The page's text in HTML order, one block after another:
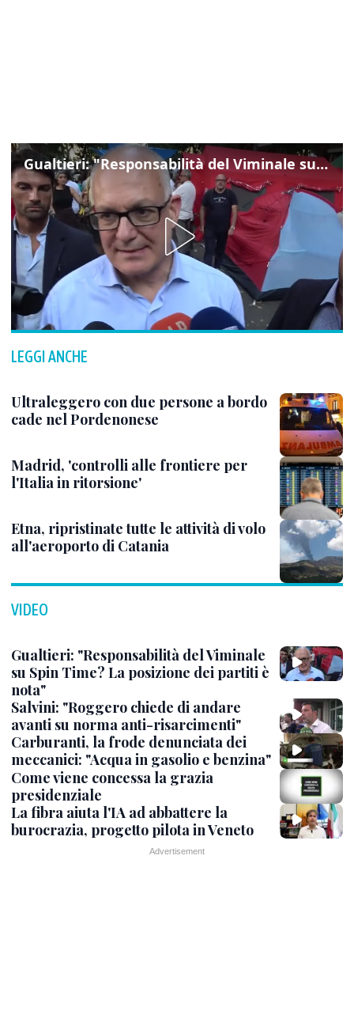
Gualtieri: "Responsabilità del Viminale su Spin Time? La posizione dei partiti è nota"
LEGGI ANCHE
Ultraleggero con due persone a bordo
cade nel Pordenonese
Madrid, 'controlli alle frontiere per
l'Italia in ritorsione'
Etna, ripristinate tutte le attività di volo
all'aeroporto di Catania
VIDEO
Gualtieri: "Responsabilità del Viminale
su Spin Time? La posizione dei partiti è
nota"
Salvini: "Roggero chiede di andare
avanti su norma anti-risarcimenti"
Carburanti, la frode denunciata dei
meccanici: "Acqua in gasolio e benzina"
Come viene concessa la grazia
presidenziale
La fibra aiuta l'IA ad abbattere la
burocrazia, progetto pilota in Veneto